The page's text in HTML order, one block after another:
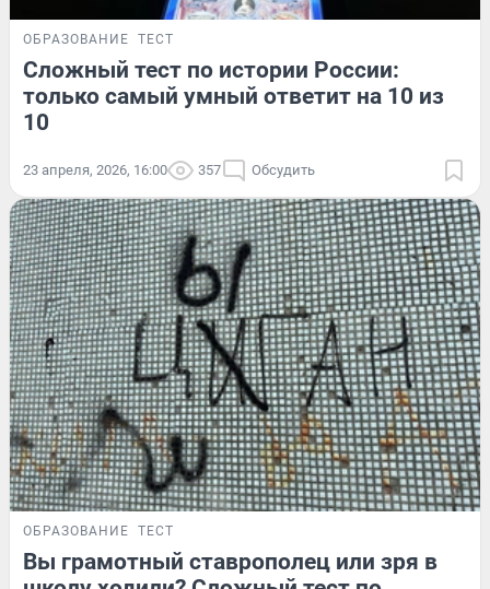
ОБРАЗОВАНИЕ ТЕСТ
Сложный тест по истории России:
только самый умный ответит на 10 из
10
23 апреля, 2026, 16:00 357 Обсудить
ОБРАЗОВАНИЕ ТЕСТ
Вы грамотный ставрополец или зря в